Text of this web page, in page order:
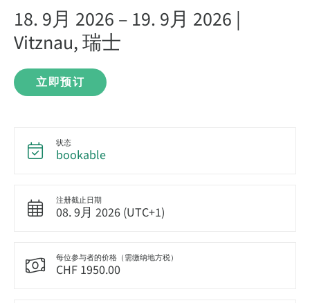
18. 9月 2026 – 19. 9月 2026 |
Vitznau, 瑞士
立即预订
状态
bookable
注册截止日期
08. 9月 2026 (UTC+1)
每位参与者的价格（需缴纳地方税）
CHF 1950.00